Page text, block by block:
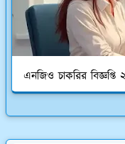
এনজিও চাকরির